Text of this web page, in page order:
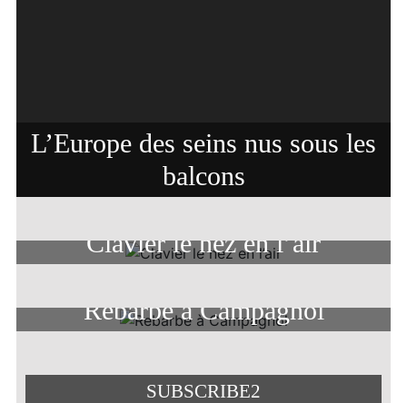
L’Europe des seins nus sous les
balcons
Clavier le nez en l’air
Rebarbe à Campagnol
SUBSCRIBE2